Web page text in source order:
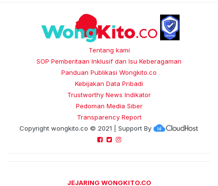
Tentang kami
SOP Pemberitaan Inklusif dan Isu Keberagaman
Panduan Publikasi Wongkito.co
Kebijakan Data Pribadi
Trustworthy News Indikator
Pedoman Media Siber
Transparency Report
Copyright wongkito.co © 2021 | Support By
JEJARING WONGKITO.CO